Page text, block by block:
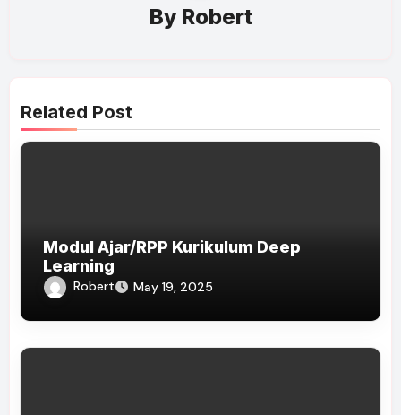
By Robert
Related Post
Modul Ajar/RPP Kurikulum Deep
Learning
Robert May 19, 2025